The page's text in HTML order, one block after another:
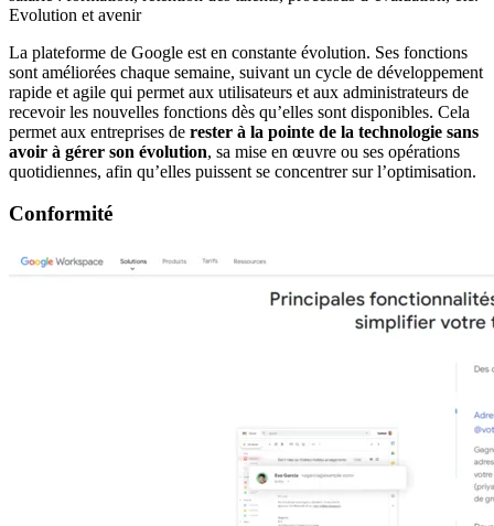
Evolution et avenir
La plateforme de Google est en constante évolution. Ses fonctions
sont améliorées chaque semaine, suivant un cycle de développement
rapide et agile qui permet aux utilisateurs et aux administrateurs de
recevoir les nouvelles fonctions dès qu’elles sont disponibles. Cela
permet aux entreprises de rester à la pointe de la technologie sans
avoir à gérer son évolution, sa mise en œuvre ou ses opérations
quotidiennes, afin qu’elles puissent se concentrer sur l’optimisation.
Conformité